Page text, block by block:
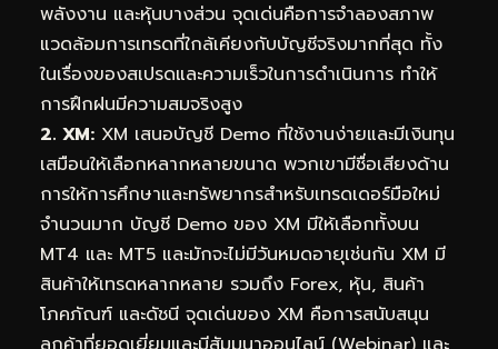
พลังงาน และหุ้นบางส่วน จุดเด่นคือการจำลองสภาพ
แวดล้อมการเทรดที่ใกล้เคียงกับบัญชีจริงมากที่สุด ทั้ง
ในเรื่องของสเปรดและความเร็วในการดำเนินการ ทำให้
การฝึกฝนมีความสมจริงสูง
2. XM: XM เสนอบัญชี Demo ที่ใช้งานง่ายและมีเงินทุน
เสมือนให้เลือกหลากหลายขนาด พวกเขามีชื่อเสียงด้าน
การให้การศึกษาและทรัพยากรสำหรับเทรดเดอร์มือใหม่
จำนวนมาก บัญชี Demo ของ XM มีให้เลือกทั้งบน
MT4 และ MT5 และมักจะไม่มีวันหมดอายุเช่นกัน XM มี
สินค้าให้เทรดหลากหลาย รวมถึง Forex, หุ้น, สินค้า
โภคภัณฑ์ และดัชนี จุดเด่นของ XM คือการสนับสนุน